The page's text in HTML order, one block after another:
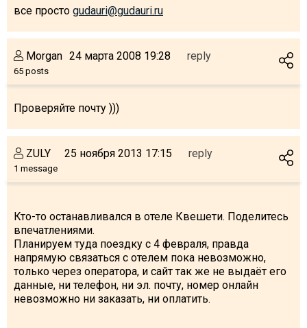
все просто gudauri@gudauri.ru
Morgan
65 posts
24 марта 2008 19:28 reply
Проверяйте почту )))
ZULY
1 message
25 ноября 2013 17:15 reply
Кто-то останавливался в отеле Квешети. Поделитесь
впечатлениями.
Планируем туда поездку с 4 февраля, правда
напрямую связаться с отелем пока невозможно,
только через оператора, и сайт так же не выдаёт его
данные, ни телефон, ни эл. почту, номер онлайн
невозможно ни заказать, ни оплатить.